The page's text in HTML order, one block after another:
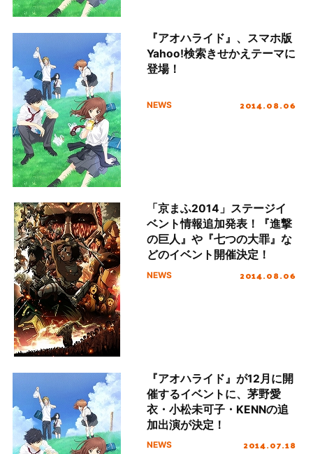
『アオハライド』、スマホ版
Yahoo!検索きせかえテーマに
登場！
NEWS 2014.08.06
「京まふ2014」ステージイ
ベント情報追加発表！『進撃
の巨人』や『七つの大罪』な
どのイベント開催決定！
NEWS 2014.08.06
『アオハライド』が12月に開
催するイベントに、茅野愛
衣・小松未可子・KENNの追
加出演が決定！
NEWS 2014.07.18